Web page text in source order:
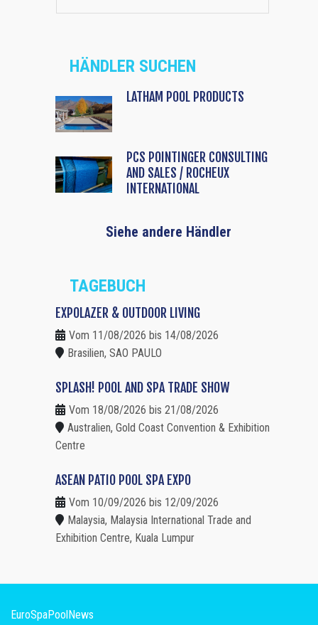
HÄNDLER SUCHEN
LATHAM POOL PRODUCTS
PCS POINTINGER CONSULTING
AND SALES / ROCHEUX
INTERNATIONAL
Siehe andere Händler
TAGEBUCH
EXPOLAZER & OUTDOOR LIVING
Vom 11/08/2026 bis 14/08/2026
Brasilien, SAO PAULO
SPLASH! POOL AND SPA TRADE SHOW
Vom 18/08/2026 bis 21/08/2026
Australien, Gold Coast Convention & Exhibition
Centre
ASEAN PATIO POOL SPA EXPO
Vom 10/09/2026 bis 12/09/2026
Malaysia, Malaysia International Trade and
Exhibition Centre, Kuala Lumpur
EuroSpaPoolNews